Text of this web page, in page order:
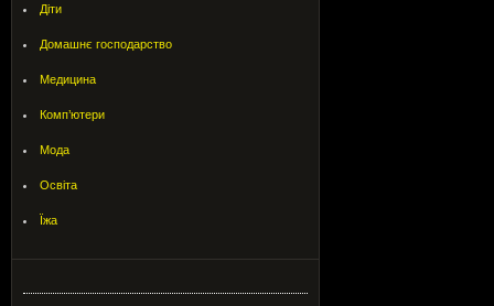
Діти
Домашнє господарство
Медицина
Комп’ютери
Мода
Освіта
Їжа